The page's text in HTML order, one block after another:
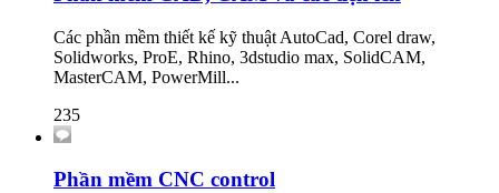
Các phần mềm thiết kế kỹ thuật AutoCad, Corel draw,
Solidworks, ProE, Rhino, 3dstudio max, SolidCAM,
MasterCAM, PowerMill...
235
Phần mềm CNC control